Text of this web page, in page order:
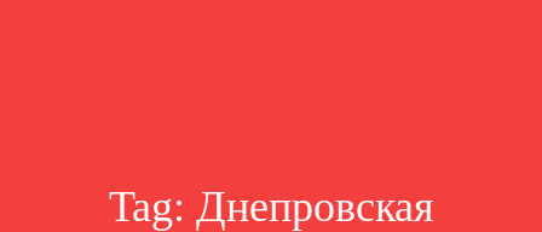
Tag: Днепровская